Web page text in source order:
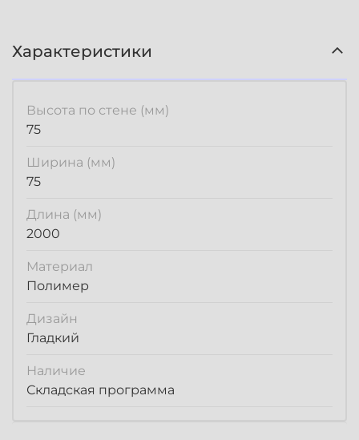
Характеристики
Высота по стене (мм)
75
Ширина (мм)
75
Длина (мм)
2000
Материал
Полимер
Дизайн
Гладкий
Наличие
Складская программа